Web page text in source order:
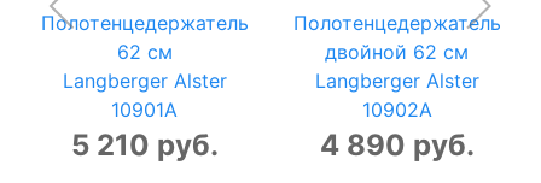
Полотенцедержатель
62 см
Langberger Alster
10901A
5 210 руб.
Полотенцедержатель
двойной 62 см
Langberger Alster
10902A
4 890 руб.